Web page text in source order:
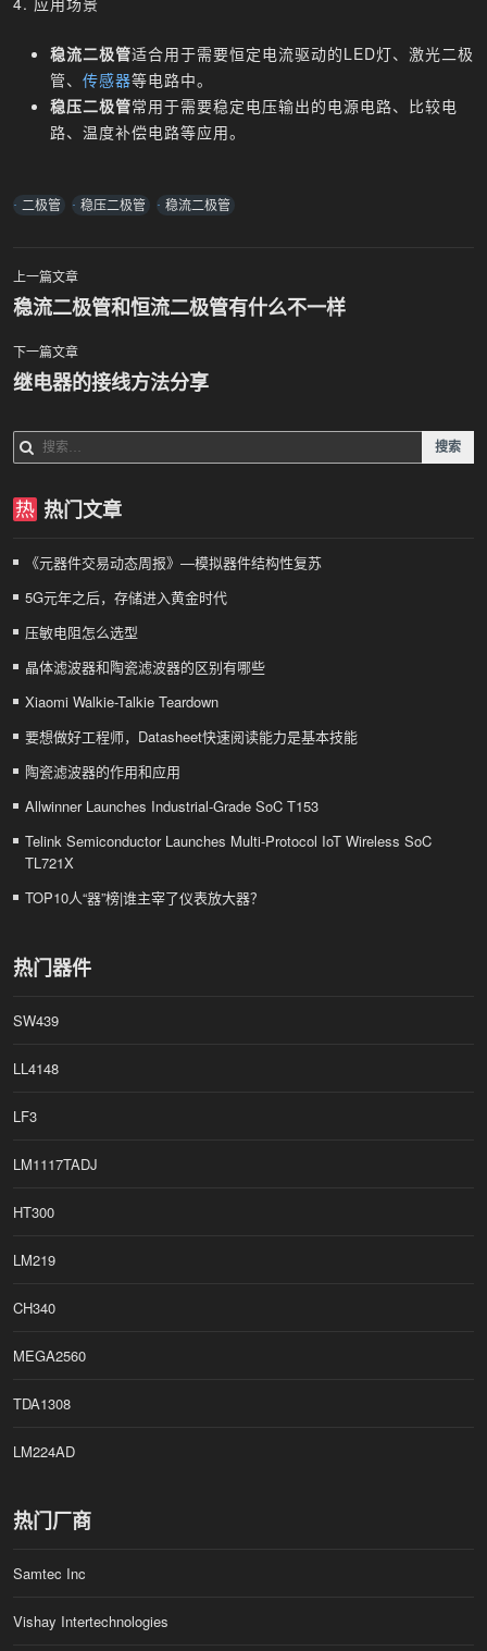
稳流二极管适合用于需要恒定电流驱动的LED灯、激光二极
管、 传感器等电路中。
稳压二极管常用于需要稳定电压输出的电源电路、比较电
路、温度补偿电路等应用。
二极管 稳压二极管 稳流二极管
文
章
导
航
下一篇文章
继电器的接线方法分享
上一篇文章
稳流二极管和恒流二极管有什么不一样
搜
索：
热门文章
《元器件交易动态周报》—模拟器件结构性复苏
5G元年之后，存储进入黄金时代
压敏电阻怎么选型
晶体滤波器和陶瓷滤波器的区别有哪些
Xiaomi Walkie-Talkie Teardown
要想做好工程师，Datasheet快速阅读能力是基本技能
陶瓷滤波器的作用和应用
Allwinner Launches Industrial-Grade SoC T153
Telink Semiconductor Launches Multi-Protocol IoT Wireless SoC
TL721X
TOP10人“器”榜|谁主宰了仪表放大器？
热门器件
SW439
LL4148
LF3
LM1117TADJ
HT300
LM219
CH340
MEGA2560
TDA1308
LM224AD
热门厂商
Samtec Inc
Vishay Intertechnologies